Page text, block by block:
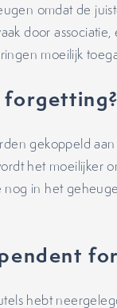
omdat de
door associatie,
moeilijk
gekoppeld
het moeilijker
in het
hebt